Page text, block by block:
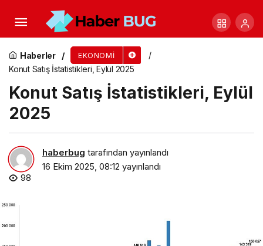
Haberler EKONOMI
Konut Satış İstatistikleri, Eylül 2025
Konut Satış İstatistikleri, Eylül
2025
haberbug tarafından yayınlandı
16 Ekim 2025, 08:12 yayınlandı
98
Garanti BBVA Emeklilik’ten Gümüş
Yatırımcılarına Özel Yeni Fon